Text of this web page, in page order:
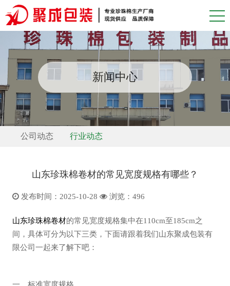
新闻中心
公司动态 行业动态
山东珍珠棉卷材的常见宽度规格有哪些？
发布时间：2025-10-28 浏览： 496
山东珍珠棉卷材的常见宽度规格集中在110cm至185cm之
间，具体可分为以下三类，下面请跟着我们山东聚成包装有
限公司一起来了解下吧：